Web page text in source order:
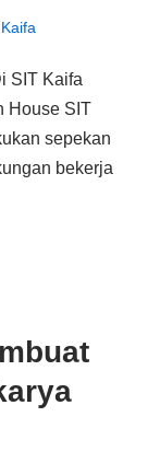
SIT Kaifa
House SIT
sepekan
bekerja